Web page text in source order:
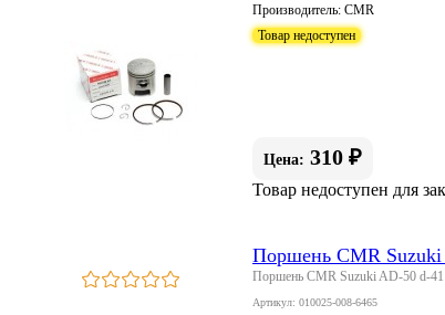
Производитель: CMR
Товар недоступен
Цена: 310 ₽
Товар недоступен для
Поршень CMR
Поршень CMR Suzuki AD-50 d-
Артикул: 010025-008-6465